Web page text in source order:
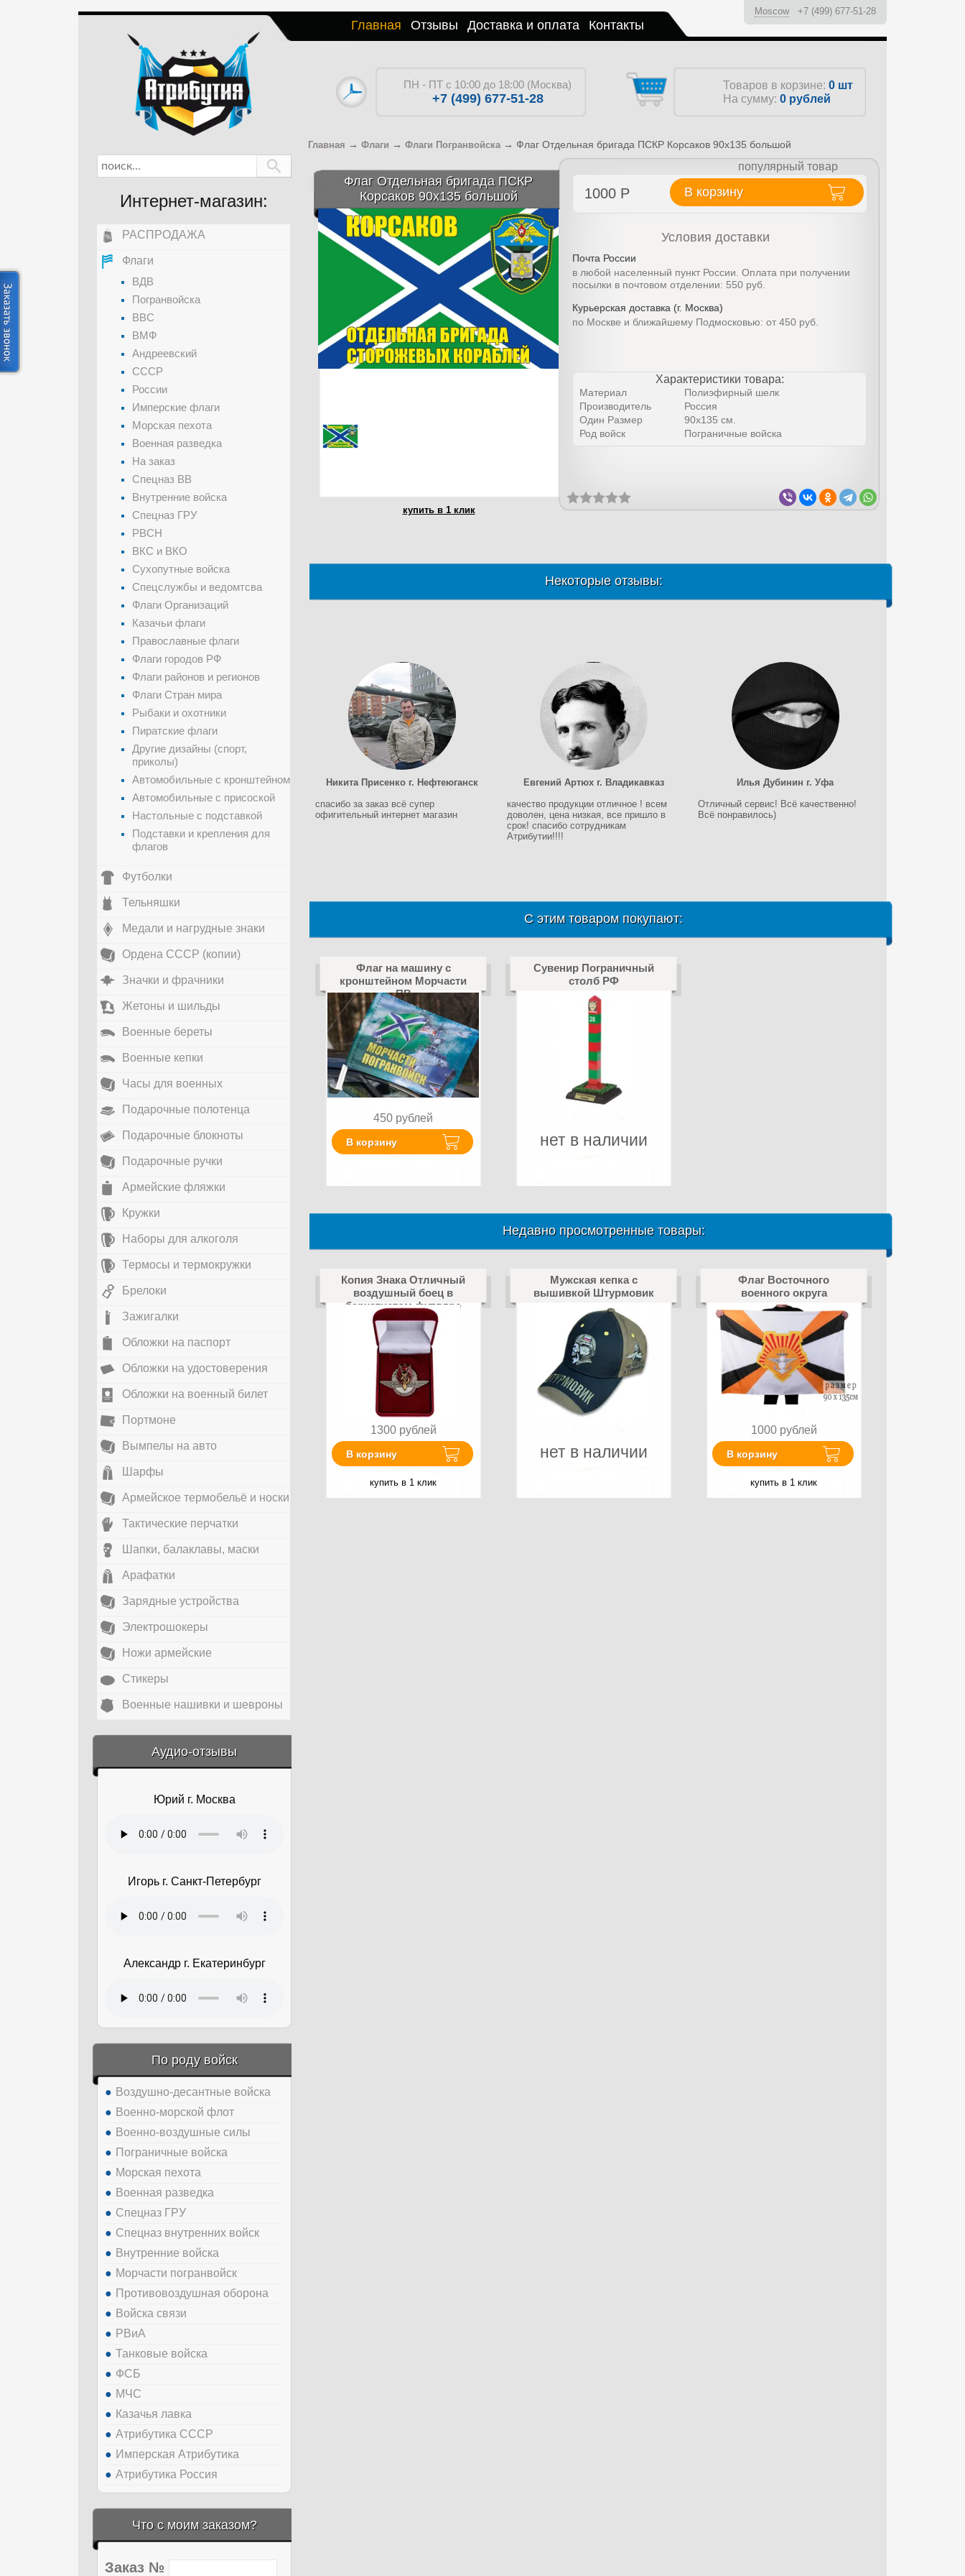
Главная Отзывы Доставка и оплата Контакты
Moscow +7 (499) 677-51-28
ПН - ПТ с 10:00 до 18:00 (Москва)
+7 (499) 677-51-28
Товаров в корзине: 0 шт
На сумму: 0 рублей
Главная → Флаги → Флаги Погранвойска → Флаг Отдельная бригада ПСКР Корсаков 90x135 большой
Флаг Отдельная бригада ПСКР
Корсаков 90x135 большой
популярный товар
1000 Р В корзину
купить в 1 клик
Условия доставки
Почта России
в любой населенный пункт России. Оплата при получении
посылки в почтовом отделении: 550 руб.
Курьерская доставка (г. Москва)
по Москве и ближайшему Подмосковью: от 450 руб.
Характеристики товара:
Материал
Полиэфирный шелк
Производитель
Россия
Один Размер
90х135 см.
Род войск
Пограничные войска
Некоторые отзывы:
Никита Присенко г. Нефтеюганск
спасибо за заказ всё супер
офигительный интернет магазин
Евгений Артюх г. Владикавказ
качество продукции отличное ! всем
доволен, цена низкая, все пришло в
срок! спасибо сотрудникам
Атрибутии!!!!
Илья Дубинин г. Уфа
Отличный сервис! Всё качественно!
Всё понравилось)
С этим товаром покупают:
Флаг на машину с
кронштейном Морчасти
ПВ
450 рублей
В корзину
Сувенир Пограничный
столб РФ
нет в наличии
Недавно просмотренные товары:
Копия Знака Отличный
воздушный боец в
бархатистом футляре
1300 рублей
В корзину
купить в 1 клик
Мужская кепка с
вышивкой Штурмовик
нет в наличии
Флаг Восточного
военного округа
1000 рублей
В корзину
купить в 1 клик
Интернет-магазин:
РАСПРОДАЖА
Флаги
ВДВ
Погранвойска
ВВС
ВМФ
Андреевский
СССР
России
Имперские флаги
Морская пехота
Военная разведка
На заказ
Спецназ ВВ
Внутренние войска
Спецназ ГРУ
РВСН
ВКС и ВКО
Сухопутные войска
Спецслужбы и ведомтсва
Флаги Организаций
Казачьи флаги
Православные флаги
Флаги городов РФ
Флаги районов и регионов
Флаги Стран мира
Рыбаки и охотники
Пиратские флаги
Другие дизайны (спорт,
приколы)
Автомобильные с кронштейном
Автомобильные с присоской
Настольные с подставкой
Подставки и крепления для
флагов
Футболки
Тельняшки
Медали и нагрудные знаки
Ордена СССР (копии)
Значки и фрачники
Жетоны и шильды
Военные береты
Военные кепки
Часы для военных
Подарочные полотенца
Подарочные блокноты
Подарочные ручки
Армейские фляжки
Кружки
Наборы для алкоголя
Термосы и термокружки
Брелоки
Зажигалки
Обложки на паспорт
Обложки на удостоверения
Обложки на военный билет
Портмоне
Вымпелы на авто
Шарфы
Армейское термобельё и носки
Тактические перчатки
Шапки, балаклавы, маски
Арафатки
Зарядные устройства
Электрошокеры
Ножи армейские
Стикеры
Военные нашивки и шевроны
Аудио-отзывы
&amp;nbsp;
Юрий г. Москва
Игорь г. Санкт-Петербург
Александр г. Екатеринбург
По роду войск
Воздушно-десантные войска
Военно-морской флот
Военно-воздушные силы
Пограничные войска
Морская пехота
Военная разведка
Спецназ ГРУ
Спецназ внутренних войск
Внутренние войска
Морчасти погранвойск
Противовоздушная оборона
Войска связи
РВиА
Танковые войска
ФСБ
МЧС
Казачья лавка
Атрибутика СССР
Имперская Атрибутика
Атрибутика Россия
Что с моим заказом?
Заказ №